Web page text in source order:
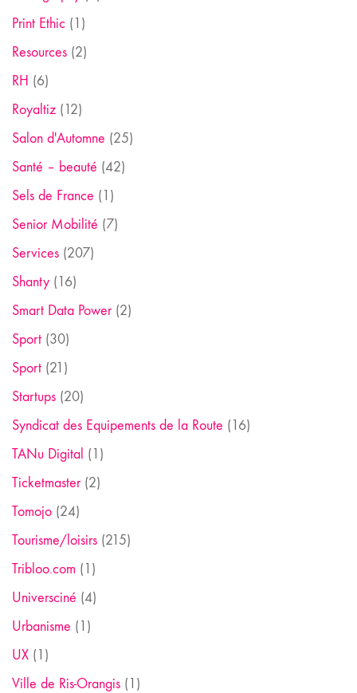
Print Ethic (1)
Resources (2)
RH (6)
Royaltiz (12)
Salon d'Automne (25)
Santé – beauté (42)
Sels de France (1)
Senior Mobilité (7)
Services (207)
Shanty (16)
Smart Data Power(2)
Sport (30)
Sport (21)
Startups (20)
Syndicat des Equipements de la Route (16)
TANu Digital (1)
Ticketmaster(2)
Tomojo (24)
Tourisme/loisirs (215)
Tribloo.com (1)
Universciné (4)
Urbanisme (1)
UX (1)
Ville de Ris-Orangis (1)